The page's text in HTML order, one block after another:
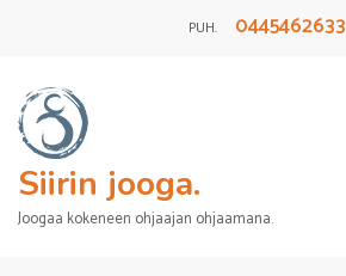
PUH. 0445462633
Siirin jooga.
Joogaa kokeneen ohjaajan ohjaamana.